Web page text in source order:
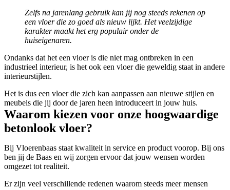
Zelfs na jarenlang gebruik kan jij nog steeds rekenen op
een vloer die zo goed als nieuw lijkt. Het veelzijdige
karakter maakt het erg populair onder de
huiseigenaren.
Ondanks dat het een vloer is die niet mag ontbreken in een
industrieel interieur, is het ook een vloer die geweldig staat in andere
interieurstijlen.
Het is dus een vloer die zich kan aanpassen aan nieuwe stijlen en
meubels die jij door de jaren heen introduceert in jouw huis.
Waarom kiezen voor onze hoogwaardige
betonlook vloer?
Bij Vloerenbaas staat kwaliteit in service en product voorop. Bij ons
ben jij de Baas en wij zorgen ervoor dat jouw wensen worden
omgezet tot realiteit.
Er zijn veel verschillende redenen waarom steeds meer mensen